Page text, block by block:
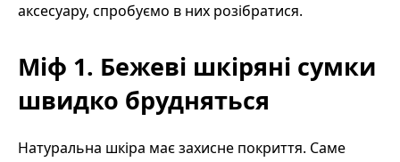
аксесуару, спробуємо в них розібратися.
Міф 1. Бежеві шкіряні сумки
швидко брудняться
Натуральна шкіра має захисне покриття. Саме